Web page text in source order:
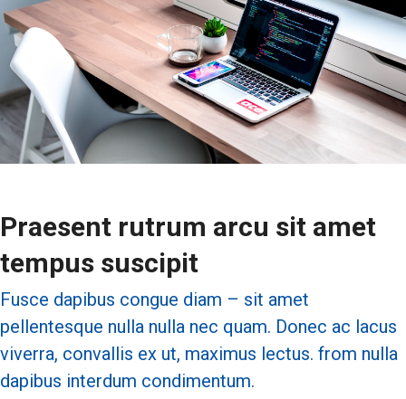
Praesent rutrum arcu sit amet
tempus suscipit
Fusce dapibus congue diam – sit amet
pellentesque nulla nulla nec quam. Donec ac lacus
viverra, convallis ex ut, maximus lectus. from nulla
dapibus interdum condimentum.